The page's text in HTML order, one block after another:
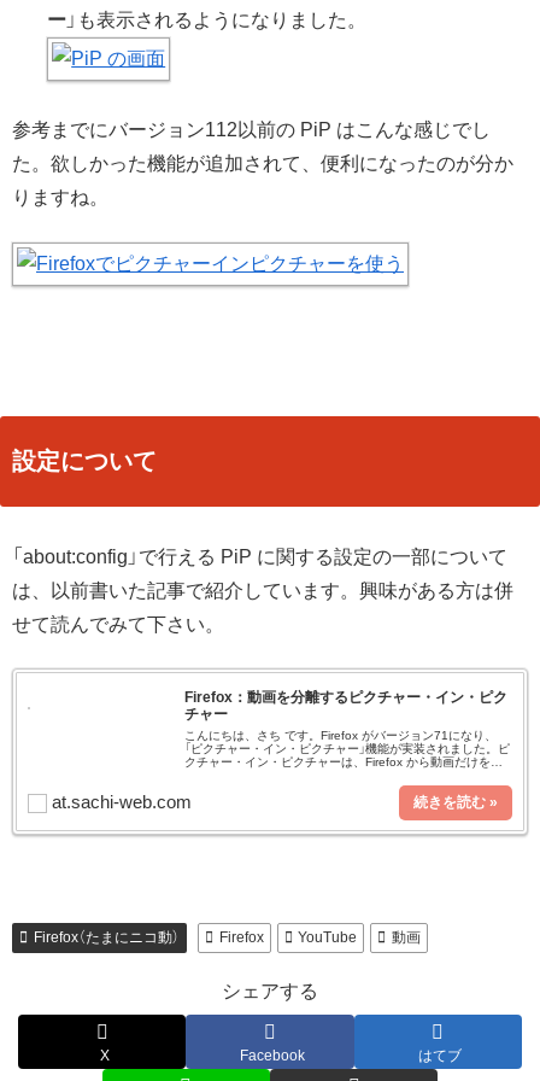
ー 」も表示されるようになりました。
参考までにバージョン112以前の PiP はこんな感じでし
た。欲しかった機能が追加されて、便利になったのが分か
りますね。
設定について
「about:config」で行える PiP に関する設定の一部について
は、以前書いた記事で紹介しています。興味がある方は併
せて読んでみて下さい。
Firefox：動画を分離するピクチャー・イン・ピク
チャー
こんにちは、さち です。Firefox がバージョン71になり、
「ピクチャー・イン・ピクチャー」機能が実装されました。ピ
クチャー・イン・ピクチャーは、Firefox から動画だけを分
at.sachi-web.com
Firefox（たまにニコ動） Firefox YouTube 動画
シェアする
X Facebook はてブ